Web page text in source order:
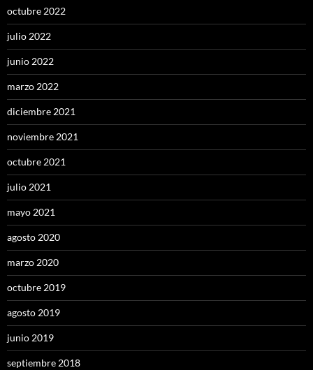
octubre 2022
julio 2022
junio 2022
marzo 2022
diciembre 2021
noviembre 2021
octubre 2021
julio 2021
mayo 2021
agosto 2020
marzo 2020
octubre 2019
agosto 2019
junio 2019
septiembre 2018